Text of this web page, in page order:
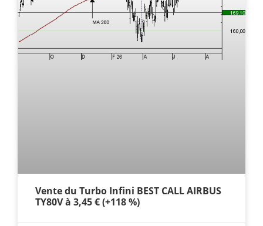
Vente du Turbo Infini BEST CALL AIRBUS
TY80V à 3,45 € (+118 %)